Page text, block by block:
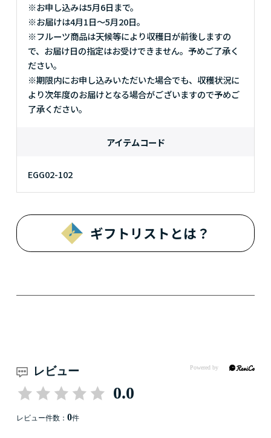
※お申し込みは5月6日まで。
※お届けは4月1日～5月20日。
※フルーツ商品は天候等により収穫日が前後しますの
で、お届け日の指定はお受けできません。予めご了承く
ださい。
※期限内にお申し込みいただいた場合でも、収穫状況に
より次年度のお届けとなる場合がございますので予めご
了承ください。
アイテムコード
EGG02-102
ギフトリストとは？
レビュー
0.0
レビュー件数： 0件